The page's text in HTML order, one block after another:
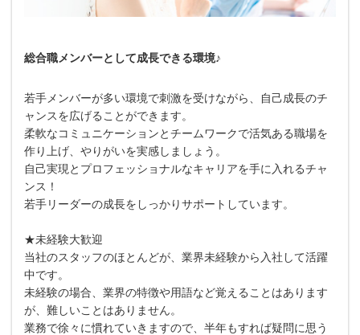
総合職メンバーとして成長できる環境♪
若手メンバーが多い環境で刺激を受けながら、自己成長のチ
ャンスを広げることができます。
柔軟なコミュニケーションとチームワークで活気ある職場を
作り上げ、やりがいを実感しましょう。
自己実現とプロフェッショナルなキャリアを手に入れるチャ
ンス！
若手リーダーの成長をしっかりサポートしています。
★未経験大歓迎
当社のスタッフのほとんどが、業界未経験から入社して活躍
中です。
未経験の場合、業界の特徴や用語など覚えることはあります
が、難しいことはありません。
業務で徐々に慣れていきますので、半年もすれば疑問に思う